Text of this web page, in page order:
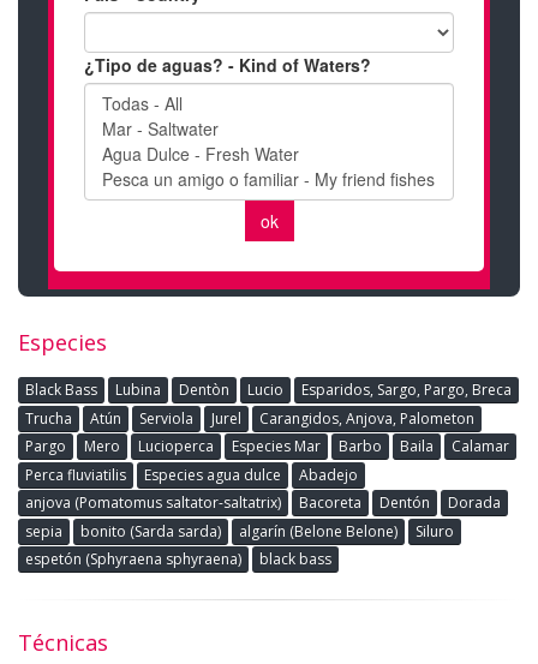
Especies
Black Bass Lubina Dentòn Lucio
Esparidos, Sargo, Pargo, Breca
Trucha
Atún Serviola Jurel
Carangidos, Anjova, Palometon
Pargo
Mero Lucioperca Especies Mar Barbo Baila
Calamar
Perca fluviatilis
Especies agua dulce
Abadejo
anjova (Pomatomus saltator-saltatrix)
Bacoreta Dentón
Dorada
sepia
bonito (Sarda sarda) algarín (Belone Belone)
Siluro
espetón (Sphyraena sphyraena)
black bass
Técnicas